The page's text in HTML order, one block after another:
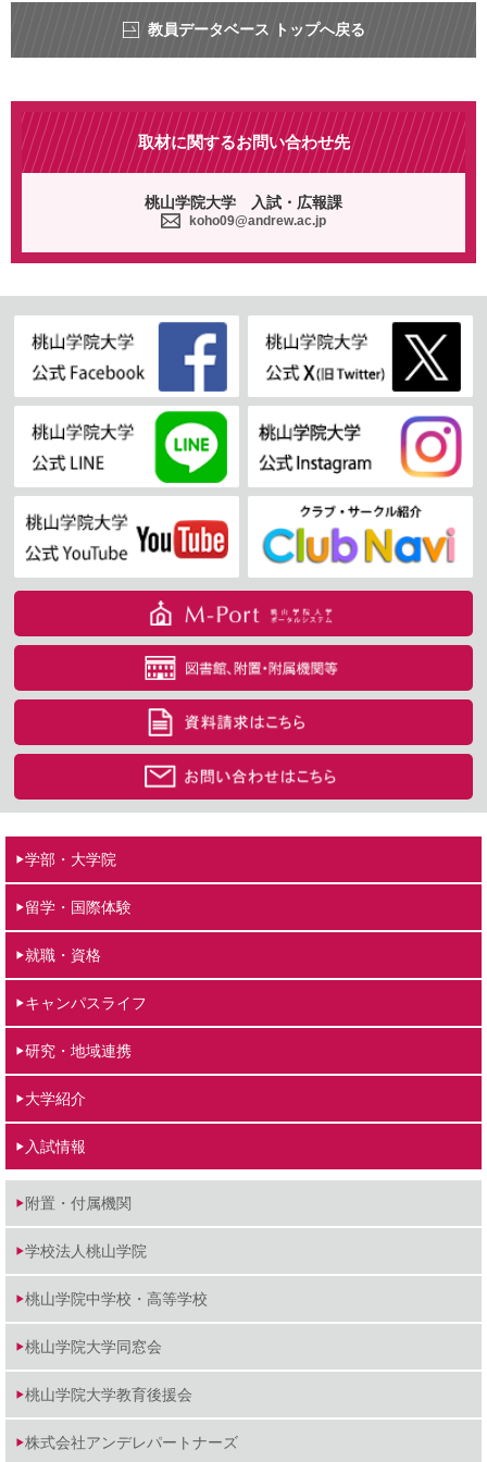
教員データベース トップへ戻る
取材に関するお問い合わせ先
桃山学院大学 入試・広報課
koho09@andrew.ac.jp
学部・大学院
留学・国際体験
就職・資格
キャンパスライフ
研究・地域連携
大学紹介
入試情報
附置・付属機関
学校法人桃山学院
桃山学院中学校・高等学校
桃山学院大学同窓会
桃山学院大学教育後援会
株式会社アンデレパートナーズ